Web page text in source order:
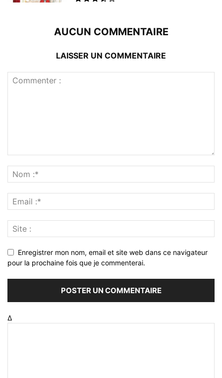
AUCUN COMMENTAIRE
LAISSER UN COMMENTAIRE
Enregistrer mon nom, email et site web dans ce navigateur
pour la prochaine fois que je commenterai.
Δ